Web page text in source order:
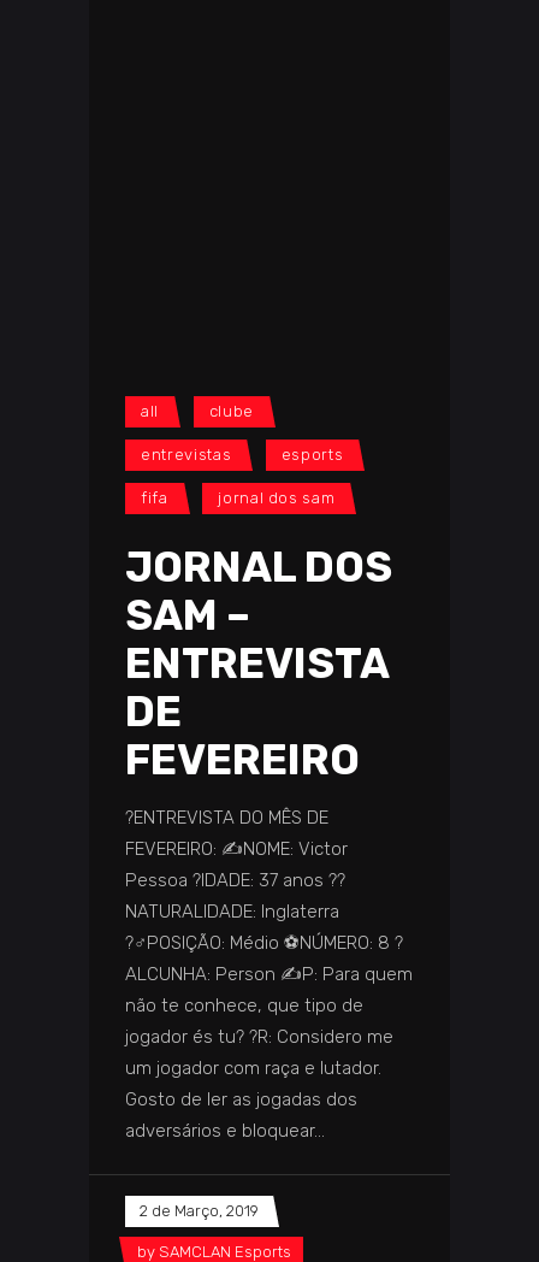
all clube
entrevistas esports
fifa jornal dos sam
JORNAL DOS
SAM –
ENTREVISTA
DE
FEVEREIRO
?️ENTREVISTA DO MÊS DE
FEVEREIRO: ✍️NOME: Victor
Pessoa ?IDADE: 37 anos ️??️
NATURALIDADE: Inglaterra
?‍♂️POSIÇÃO: Médio ⚽NÚMERO: 8 ?️
ALCUNHA: Person ✍️P: Para quem
não te conhece, que tipo de
jogador és tu? ?️R: Considero me
um jogador com raça e lutador.
Gosto de ler as jogadas dos
adversários e bloquear
2 de Março, 2019
by SAMCLAN Esports